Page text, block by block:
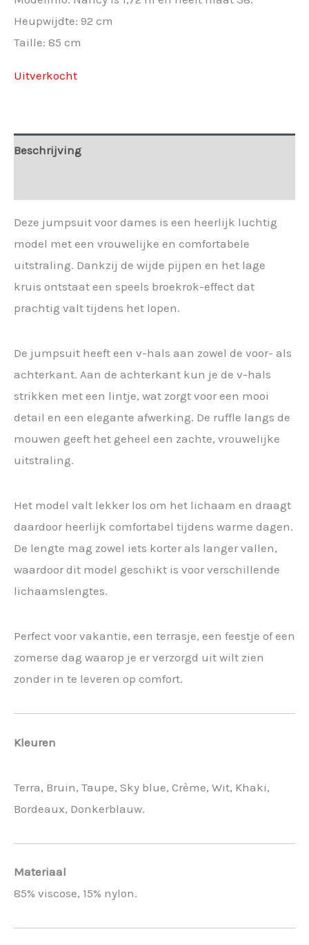
Heupwijdte: 92 cm
Taille: 85 cm
Uitverkocht
Beschrijving
Deze jumpsuit voor dames is een heerlijk luchtig
model met een vrouwelijke en comfortabele
uitstraling. Dankzij de wijde pijpen en het lage
kruis ontstaat een speels broekrok-effect dat
prachtig valt tijdens het lopen.
De jumpsuit heeft een v-hals aan zowel de voor- als
achterkant. Aan de achterkant kun je de v-hals
strikken met een lintje, wat zorgt voor een mooi
detail en een elegante afwerking. De ruffle langs de
mouwen geeft het geheel een zachte, vrouwelijke
uitstraling.
Het model valt lekker los om het lichaam en draagt
daardoor heerlijk comfortabel tijdens warme dagen.
De lengte mag zowel iets korter als langer vallen,
waardoor dit model geschikt is voor verschillende
lichaamslengtes.
Perfect voor vakantie, een terrasje, een feestje of een
zomerse dag waarop je er verzorgd uit wilt zien
zonder in te leveren op comfort.
Kleuren
Terra, Bruin, Taupe, Sky blue, Crème, Wit, Khaki,
Bordeaux, Donkerblauw.
Materiaal
85% viscose, 15% nylon.